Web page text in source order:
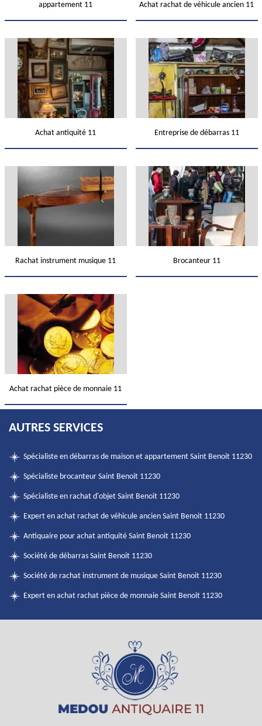
appartement 11
Achat rachat de véhicule ancien 11
Achat antiquité 11 Entreprise de débarras 11
Rachat instrument musique 11 Brocanteur 11
Achat rachat pièce de monnaie 11
AUTRES SERVICES
Spécialiste en débarras de maison et appartement Saint Benoit 11230
Spécialiste brocanteur Saint Benoit 11230
Spécialiste en rachat d'objet Saint Benoit 11230
Expert en achat rachat de véhicule ancien Saint Benoit 11230
Antiquaire pour achat antiquité Saint Benoit 11230
Société de débarras Saint Benoit 11230
Société de rachat instrument de musique Saint Benoit 11230
Expert en achat rachat pièce de monnaie Saint Benoit 11230